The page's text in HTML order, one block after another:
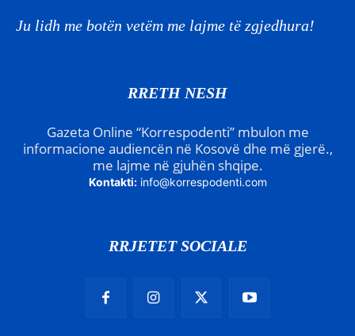
Ju lidh me botën vetëm me lajme të zgjedhura!
RRETH NESH
Gazeta Online “Korrespodenti” mbulon me
informacione audiencën në Kosovë dhe më gjerë.,
me lajme në gjuhën shqipe.
Kontakti: info@korrespodenti.com
RRJETET SOCIALE